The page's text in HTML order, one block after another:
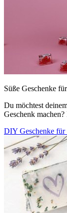
Süße Geschenke
Du möchtest
Geschenk
DIY Geschenke für